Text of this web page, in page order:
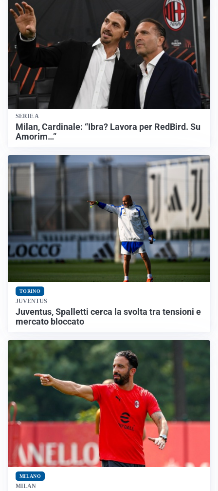
SERIE A
Milan, Cardinale: “Ibra? Lavora per RedBird. Su
Amorim…”
TORINO
JUVENTUS
Juventus, Spalletti cerca la svolta tra tensioni e
mercato bloccato
MILANO
MILAN